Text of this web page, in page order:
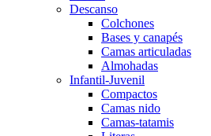
Descanso
Colchones
Bases y canapés
Camas articuladas
Almohadas
Infantil-Juvenil
Compactos
Camas nido
Camas-tatamis